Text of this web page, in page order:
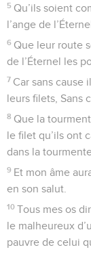
5 Qu’ils soient
l’ange de
6 Que leur route
de l’Éternel les
7 Car sans cause
leurs filets, Sans
8 Que la
le filet qu’ils ont
dans la
9 Et mon âme
en son salut.
10 Tous mes os
le malheureux
pauvre de celui